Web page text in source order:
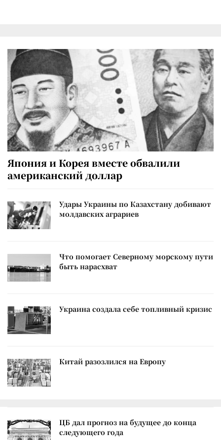
Япония и Корея вместе обвалили
американский доллар
Удары Украины по Казахстану добивают
молдавских аграриев
Что помогает Северному морскому пути
быть нарасхват
Украина создала себе топливный кризис
Китай разозлился на Европу
ЦБ дал прогноз на будущее до конца
следующего года